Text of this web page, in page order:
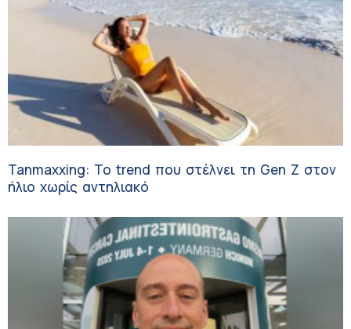
Tanmaxxing: To trend που στέλνει τη Gen Z στον
ήλιο χωρίς αντηλιακό